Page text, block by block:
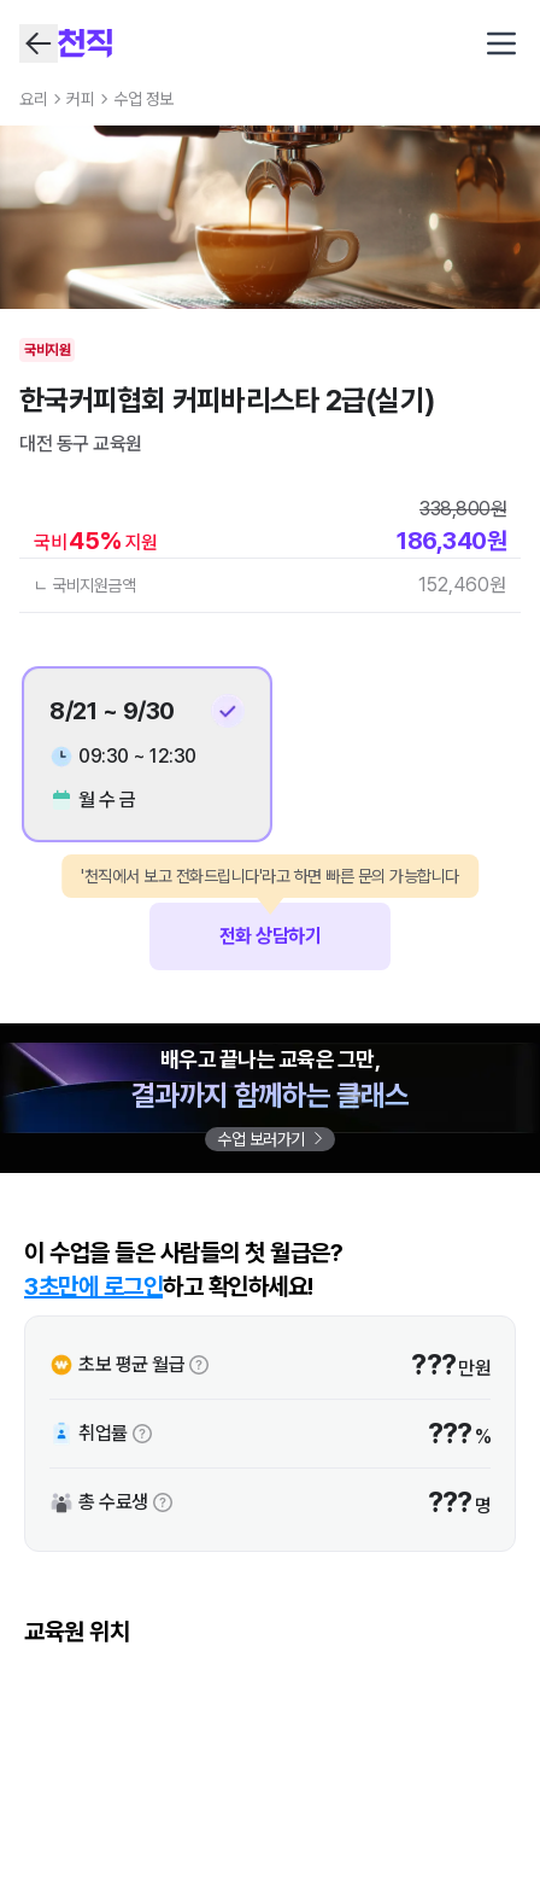
요리 커피 수업 정보
국비지원
한국커피협회 커피바리스타 2급(실기)
대전 동구 교육원
국비 45% 지원
338,800원
186,340원
ㄴ 국비지원금액 152,460원
8/21 ~ 9/30
09:30 ~ 12:30
월 수 금
전화 상담하기
'천직에서 보고 전화드립니다'라고 하면 빠른 문의 가능합니다
배우고 끝나는 교육은 그만,
결과까지 함께하는 클래스
수업 보러가기
이 수업을 들은 사람들의 첫 월급은?
3초만에 로그인하고 확인하세요!
초보 평균 월급 ???만원
취업률 ??? %
총 수료생 ??? 명
교육원 위치